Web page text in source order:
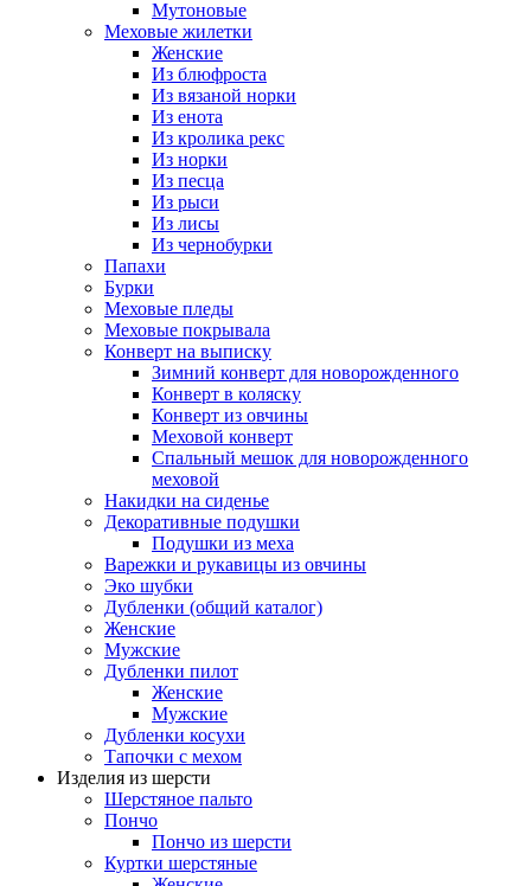
Мутоновые
Меховые жилетки
Женские
Из блюфроста
Из вязаной норки
Из енота
Из кролика рекс
Из норки
Из песца
Из рыси
Из лисы
Из чернобурки
Папахи
Бурки
Меховые пледы
Меховые покрывала
Конверт на выписку
Зимний конверт для новорожденного
Конверт в коляску
Конверт из овчины
Меховой конверт
Спальный мешок для новорожденного
меховой
Накидки на сиденье
Декоративные подушки
Подушки из меха
Варежки и рукавицы из овчины
Эко шубки
Дубленки (общий каталог)
Женские
Мужские
Дубленки пилот
Женские
Мужские
Дубленки косухи
Тапочки с мехом
Изделия из шерсти
Шерстяное пальто
Пончо
Пончо из шерсти
Куртки шерстяные